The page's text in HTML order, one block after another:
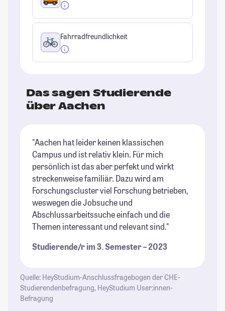
Fahrradfreundlichkeit
Das sagen Studierende
über Aachen
"Aachen hat leider keinen klassischen
Campus und ist relativ klein. Für mich
persönlich ist das aber perfekt und wirkt
streckenweise familiär. Dazu wird am
Forschungscluster viel Forschung betrieben,
weswegen die Jobsuche und
Abschlussarbeitssuche einfach und die
Themen interessant und relevant sind."
Studierende/r im 3. Semester – 2023
Quelle: HeyStudium-Anschlussfragebogen der CHE-
Studierendenbefragung, HeyStudium User:innen-
Befragung